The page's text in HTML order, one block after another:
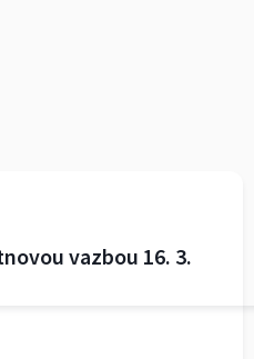
vazbou 16. 3.